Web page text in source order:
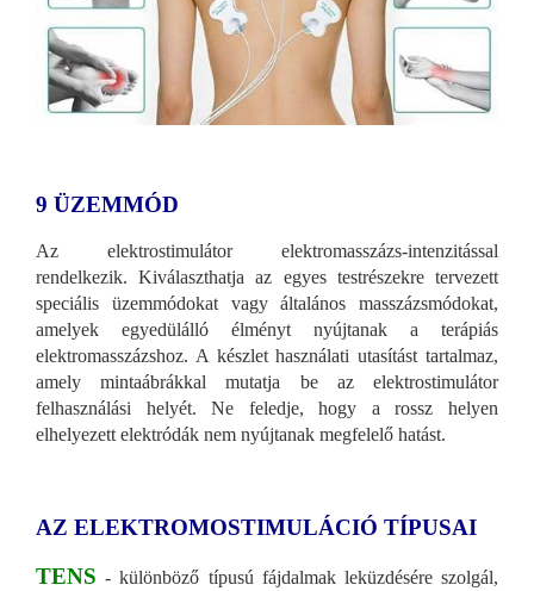
9 ÜZEMMÓD
Az elektrostimulátor elektromasszázs-intenzitással
rendelkezik. Kiválaszthatja az egyes testrészekre tervezett
speciális üzemmódokat vagy általános masszázsmódokat,
amelyek egyedülálló élményt nyújtanak a terápiás
elektromasszázshoz. A készlet használati utasítást tartalmaz,
amely mintaábrákkal mutatja be az elektrostimulátor
felhasználási helyét. Ne feledje, hogy a rossz helyen
elhelyezett elektródák nem nyújtanak megfelelő hatást.
AZ ELEKTROMOSTIMULÁCIÓ TÍPUSAI
TENS - különböző típusú fájdalmak leküzdésére szolgál,